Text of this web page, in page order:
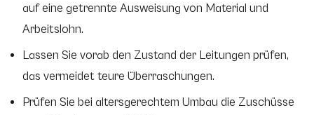
auf eine getrennte Ausweisung von Material und
Arbeitslohn.
Lassen Sie vorab den Zustand der Leitungen prüfen,
das vermeidet teure Überraschungen.
Prüfen Sie bei altersgerechtem Umbau die Zuschüsse